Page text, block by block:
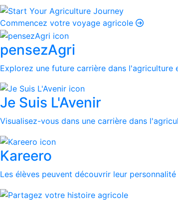
Commencez votre voyage agricole
pensezAgri
Explorez une future carrière dans
Je Suis L'Avenir
Visualisez-vous dans une carrière dans
Kareero
Les élèves peuvent découvrir leur